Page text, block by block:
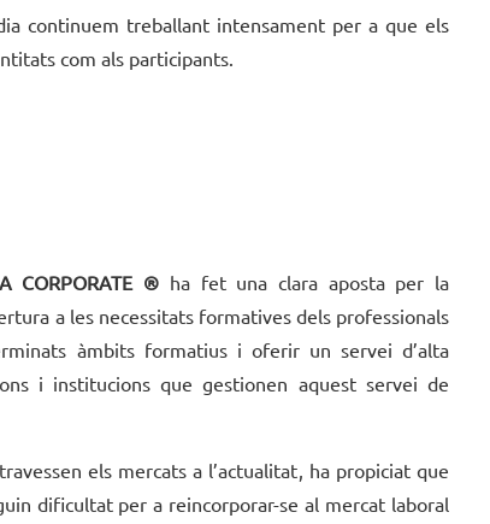
continuem treballant intensament per a que els
com als participants.
CORPORATE ® ha fet una clara aposta per la
a les necessitats formatives dels professionals
àmbits formatius i oferir un servei d’alta
i institucions que gestionen aquest servei de
els mercats a l’actualitat, ha propiciat que
dificultat per a reincorporar-se al mercat laboral